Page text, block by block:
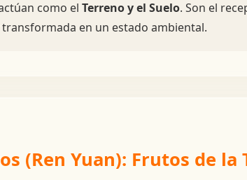
como el Terreno y el Suelo. Son el
en un estado ambiental.
(Ren Yuan): Frutos de